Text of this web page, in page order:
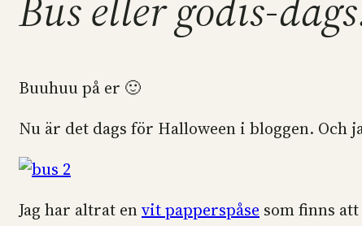
Buuhuu på er 🙂
Nu är det dags för Halloween i bloggen. Och
Jag har altrat envit papperspåse som finns